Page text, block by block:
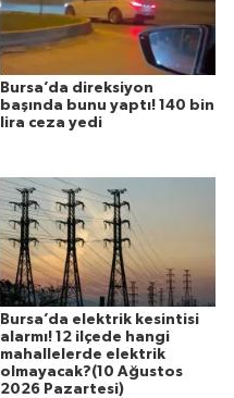
Bursa’da direksiyon
başında bunu yaptı! 140 bin
lira ceza yedi
Bursa’da elektrik kesintisi
alarmı! 12 ilçede hangi
mahallelerde elektrik
olmayacak?(10 Ağustos
2026 Pazartesi)